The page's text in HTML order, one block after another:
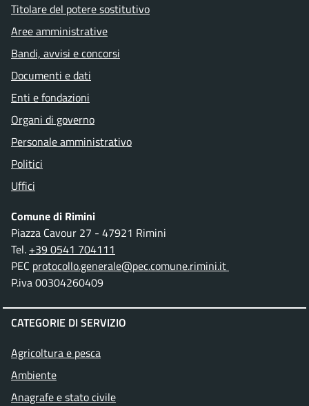
Titolare del potere sostitutivo
Aree amministrative
Bandi, avvisi e concorsi
Documenti e dati
Enti e fondazioni
Organi di governo
Personale amministrativo
Politici
Uffici
Comune di Rimini
Piazza Cavour 27 - 47921 Rimini
Tel. +39 0541 704111
PEC protocollo.generale@pec.comune.rimini.it
P.iva 00304260409
CATEGORIE DI SERVIZIO
Agricoltura e pesca
Ambiente
Anagrafe e stato civile